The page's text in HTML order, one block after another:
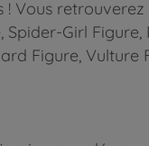
! Vous
Girl
Figure, Vulture